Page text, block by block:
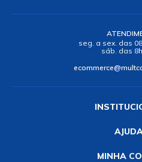
seg. a sex. das
sáb. das
MINHA